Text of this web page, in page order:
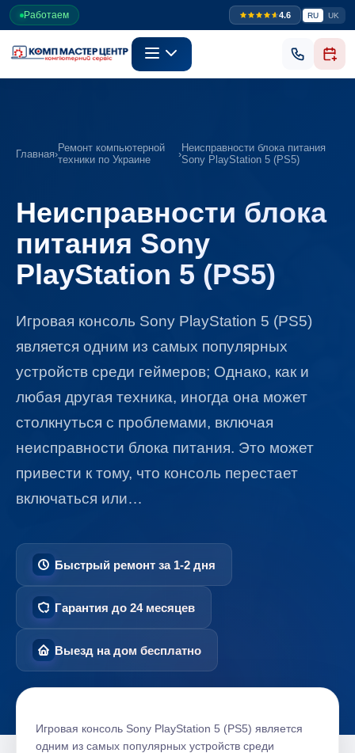
Работаем 4.6 RU UK
Главная›Ремонт компьютерной
техники по Украине
›Неисправности блока питания
Sony PlayStation 5 (PS5)
Неисправности блока
питания Sony
PlayStation 5 (PS5)
Игровая консоль Sony PlayStation 5 (PS5)
является одним из самых популярных
устройств среди геймеров; Однако, как и
любая другая техника, иногда она может
столкнуться с проблемами, включая
неисправности блока питания. Это может
привести к тому, что консоль перестает
включаться или…
Быстрый ремонт за 1-2 дня
Гарантия до 24 месяцев
Выезд на дом бесплатно
Игровая консоль Sony PlayStation 5 (PS5) является
одним из самых популярных устройств среди